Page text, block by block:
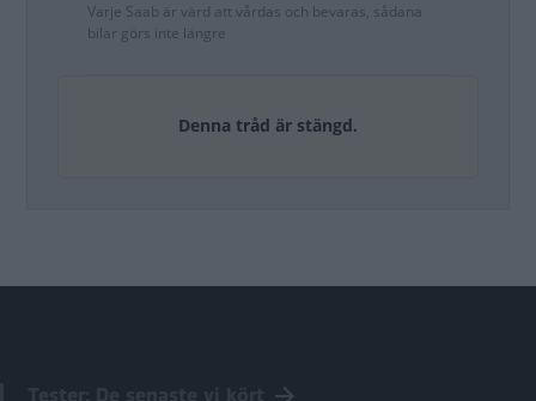
Varje Saab är värd att vårdas och bevaras, sådana
bilar görs inte längre
Denna tråd är stängd.